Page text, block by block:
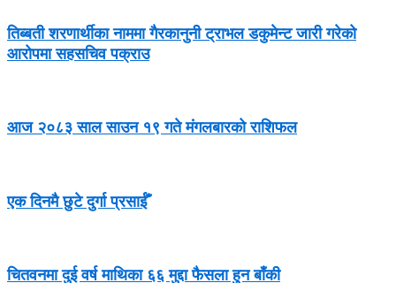
तिब्बती शरणार्थीका नाममा गैरकानुनी ट्राभल डकुमेन्ट जारी गरेको
आरोपमा सहसचिव पक्राउ
आज २०८३ साल साउन १९ गते मंगलबारको राशिफल
एक दिनमै छुटे दुर्गा प्रसाईँ
चितवनमा दुई वर्ष माथिका ६६ मुद्दा फैसला हुन बाँकी